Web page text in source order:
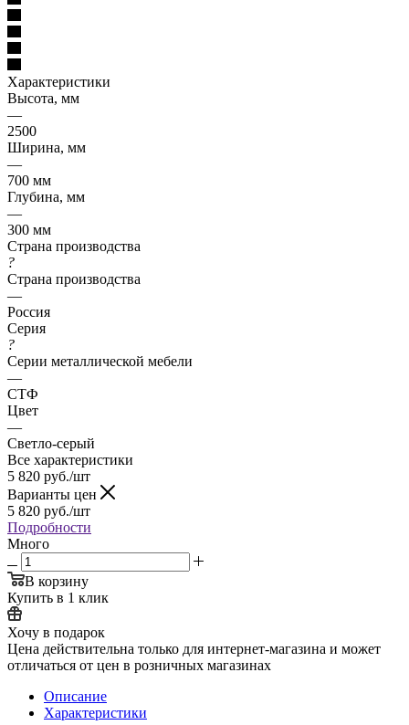
Характеристики
Высота, мм
—
2500
Ширина, мм
—
700 мм
Глубина, мм
—
300 мм
Страна производства
?
Страна производства
—
Россия
Серия
?
Серии металлической мебели
—
СТФ
Цвет
—
Светло-серый
Все характеристики
5 820 руб./шт
Варианты цен
5 820 руб./шт
Подробности
Много
В корзину
Купить в 1 клик
Хочу в подарок
Цена действительна только для интернет-магазина и может
отличаться от цен в розничных магазинах
Описание
Характеристики